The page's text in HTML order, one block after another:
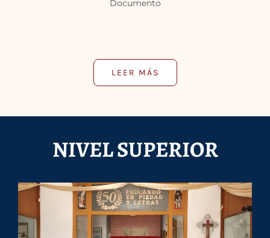
Documento
LEER MÁS
NIVEL SUPERIOR